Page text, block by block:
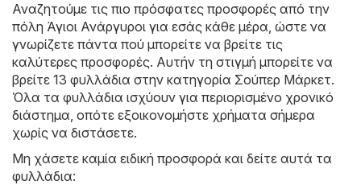
Αναζητούμε τις πιο πρόσφατες προσφορές από την
πόλη Άγιοι Ανάργυροι για εσάς κάθε μέρα, ώστε να
γνωρίζετε πάντα πού μπορείτε να βρείτε τις
καλύτερες προσφορές. Αυτήν τη στιγμή μπορείτε να
βρείτε 13 φυλλάδια στην κατηγορία Σούπερ Μάρκετ.
Όλα τα φυλλάδια ισχύουν για περιορισμένο χρονικό
διάστημα, οπότε εξοικονομήστε χρήματα σήμερα
χωρίς να διστάσετε.
Μη χάσετε καμία ειδική προσφορά και δείτε αυτά τα
φυλλάδια: